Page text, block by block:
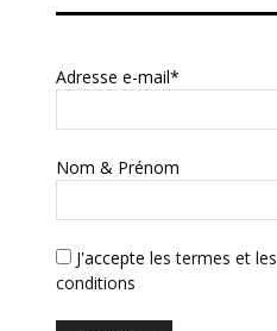
Adresse e-mail*
Nom & Prénom
J'accepte les termes et les
conditions